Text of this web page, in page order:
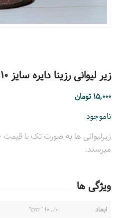
زیر لیوانی رزینا دایره سایز ۱۰
۱۵,۰۰۰ تومان
ناموجود
میرسند.
ویژگی ها
ابعاد
۱۰, ۱۰ "cm"